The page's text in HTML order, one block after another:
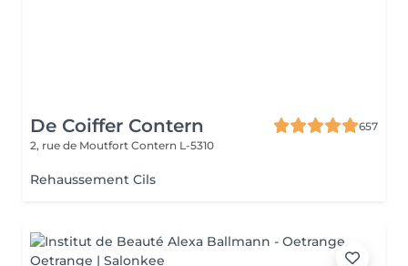
De Coiffer Contern
657
2, rue de Moutfort Contern L-5310
Rehaussement Cils